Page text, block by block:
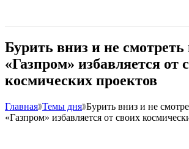
Бурить вниз и не смотреть
«Газпром» избавляется от
космических проектов
Главная Темы дня Бурить вниз и не
«Газпром» избавляется от своих